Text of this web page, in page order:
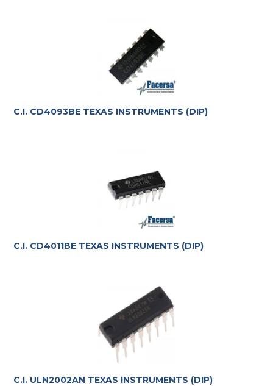
C.I. CD4093BE TEXAS INSTRUMENTS (DIP)
C.I. CD4011BE TEXAS INSTRUMENTS (DIP)
C.I. ULN2002AN TEXAS INSTRUMENTS (DIP)